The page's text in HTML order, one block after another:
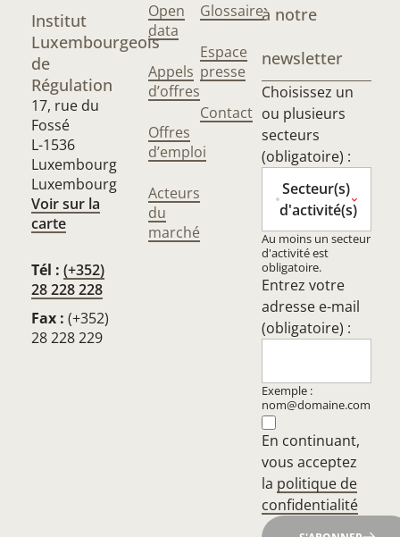
Institut
Luxembourgeois
de
Régulation
17, rue du
Fossé
L-1536
Luxembourg
Luxembourg
Voir sur la
carte
Tél : (+352)
28 228 228
Fax : (+352)
28 228 229
Open
data
Appels
d’offres
Offres
d’emploi
Acteurs
du
marché
Glossaire
Espace
presse
Contact
à notre
newsletter
Choisissez un
ou plusieurs
secteurs
(obligatoire) :
Secteur(s)
d'activité(s)
Au moins un secteur
d'activité est
obligatoire.
Entrez votre
adresse e-mail
(obligatoire) :
Exemple :
nom@domaine.com
En continuant,
vous acceptez
la politique de
confidentialité